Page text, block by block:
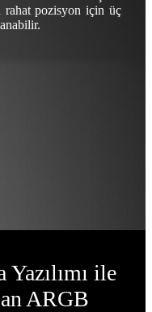
rahat pozisyon için üç
ile
ARGB